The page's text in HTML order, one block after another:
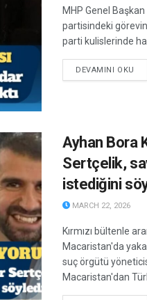
MHP Genel
partisindeki
parti kulislerinde
DEVAMINI OKU
Ayhan Bora
Sertçelik,
istediğini
MARCH 22, 2026
Kırmızı bültenle
Macaristan'da
suç örgütü
Macaristan'dan